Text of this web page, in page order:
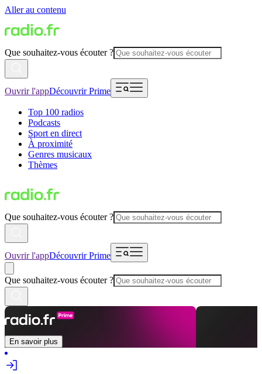
Aller au contenu
Que souhaitez-vous écouter ?
Ouvrir l'appDécouvrir Prime
Top 100 radios
Podcasts
Sport en direct
À proximité
Genres musicaux
Thèmes
Que souhaitez-vous écouter ?
Ouvrir l'appDécouvrir Prime
Que souhaitez-vous écouter ?
En savoir plus